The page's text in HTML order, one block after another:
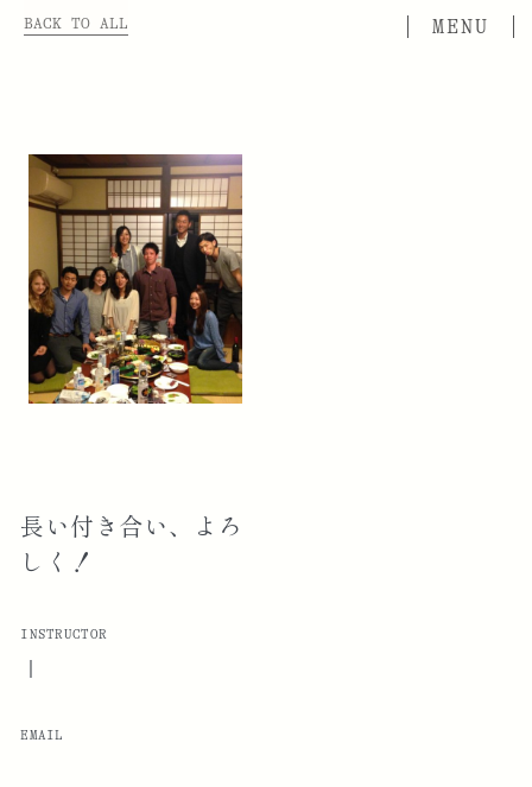
BACK TO ALL
長い付き合い、よろ
しく！
INSTRUCTOR
|
EMAIL